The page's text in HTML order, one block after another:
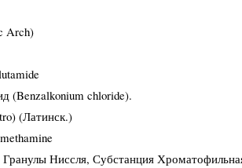
Arch)
(Benzalkonium chloride).
(Латинск.)
Ниссля, Субстанция